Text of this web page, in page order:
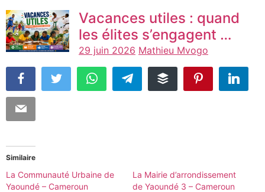
Vacances utiles : quand
les élites s’engagent …
29 juin 2026 Mathieu Mvogo
Similaire
La Communauté Urbaine de
Yaoundé – Cameroun
La Mairie d’arrondissement
de Yaoundé 3 – Cameroun